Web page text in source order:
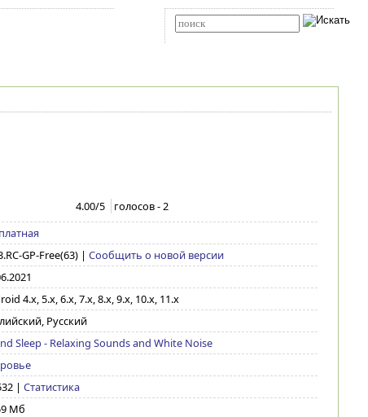
4.00/5 голосов -2
GP-Free(63)| Сообщить о новой версии
4.x, 5.x, 6.x, 7.x, 8.x, 9.x, 10.x, 11.x
Русский
Sleep - Relaxing Sounds and White Noise
| Статистика
Мб